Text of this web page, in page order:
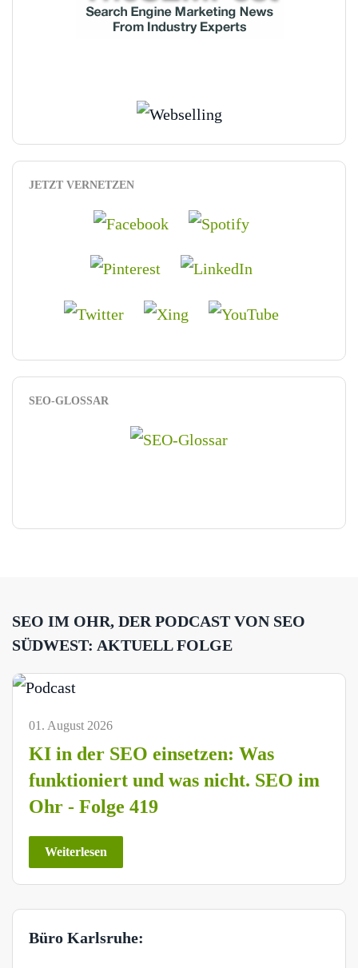
JETZT VERNETZEN
SEO-GLOSSAR
SEO IM OHR, DER PODCAST VON SEO
SÜDWEST: AKTUELL FOLGE
01. August 2026
KI in der SEO einsetzen: Was
funktioniert und was nicht. SEO im
Ohr - Folge 419
Weiterlesen
Büro Karlsruhe: